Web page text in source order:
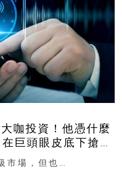
咖投資！他憑什麼
巨頭眼皮底下搶下
市場，但也…